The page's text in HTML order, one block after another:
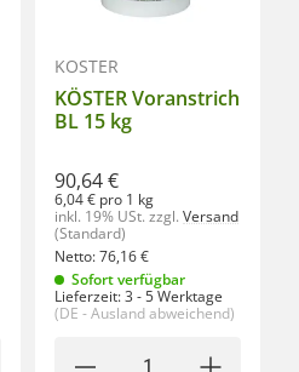
KÖSTER
KÖSTER Voranstrich
BL 15 kg
90,64 €
6,04 € pro 1 kg
inkl. 19% USt. zzgl. Versand
(Standard)
Netto:76,16€
Sofort verfügbar
Lieferzeit:3 - 5 Werktage
(DE - Ausland abweichend)